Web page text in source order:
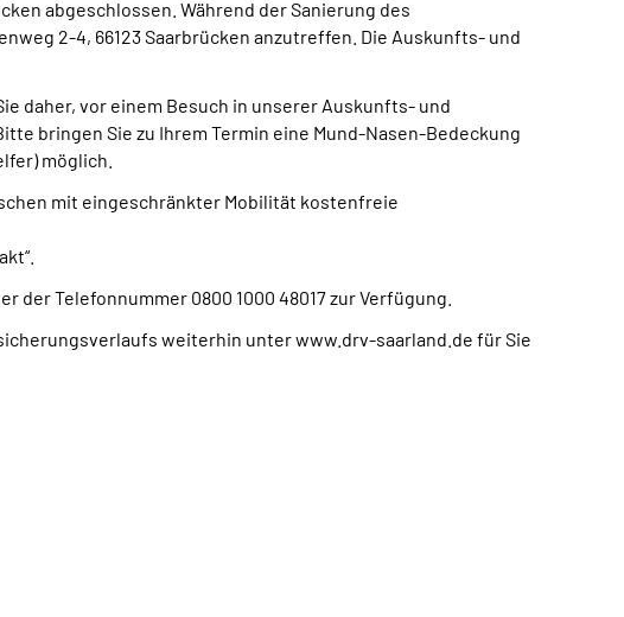
abgeschlossen. Während der Sanierung des
2-4, 66123 Saarbrücken anzutreffen. Die Auskunfts- und
daher, vor einem Besuch in unserer Auskunfts- und
bringen Sie zu Ihrem Termin eine Mund-Nasen-Bedeckung
möglich.
mit eingeschränkter Mobilität kostenfreie
Telefonnummer 0800 1000 48017 zur Verfügung.
weiterhin unter www.drv-saarland.de für Sie